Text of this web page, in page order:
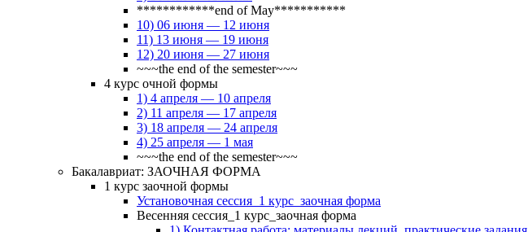
************end of May***********
10) 06 июня — 12 июня
11) 13 июня — 19 июня
12) 20 июня — 27 июня
~~~the end of the semester~~~
4 курс очной формы
1) 4 апреля — 10 апреля
2) 11 апреля — 17 апреля
3) 18 апреля — 24 апреля
4) 25 апреля — 1 мая
~~~the end of the semester~~~
Бакалавриат: ЗАОЧНАЯ ФОРМА
1 курс заочной формы
Установочная сессия_1 курс_заочная форма
Весенняя сессия_1 курс_заочная форма